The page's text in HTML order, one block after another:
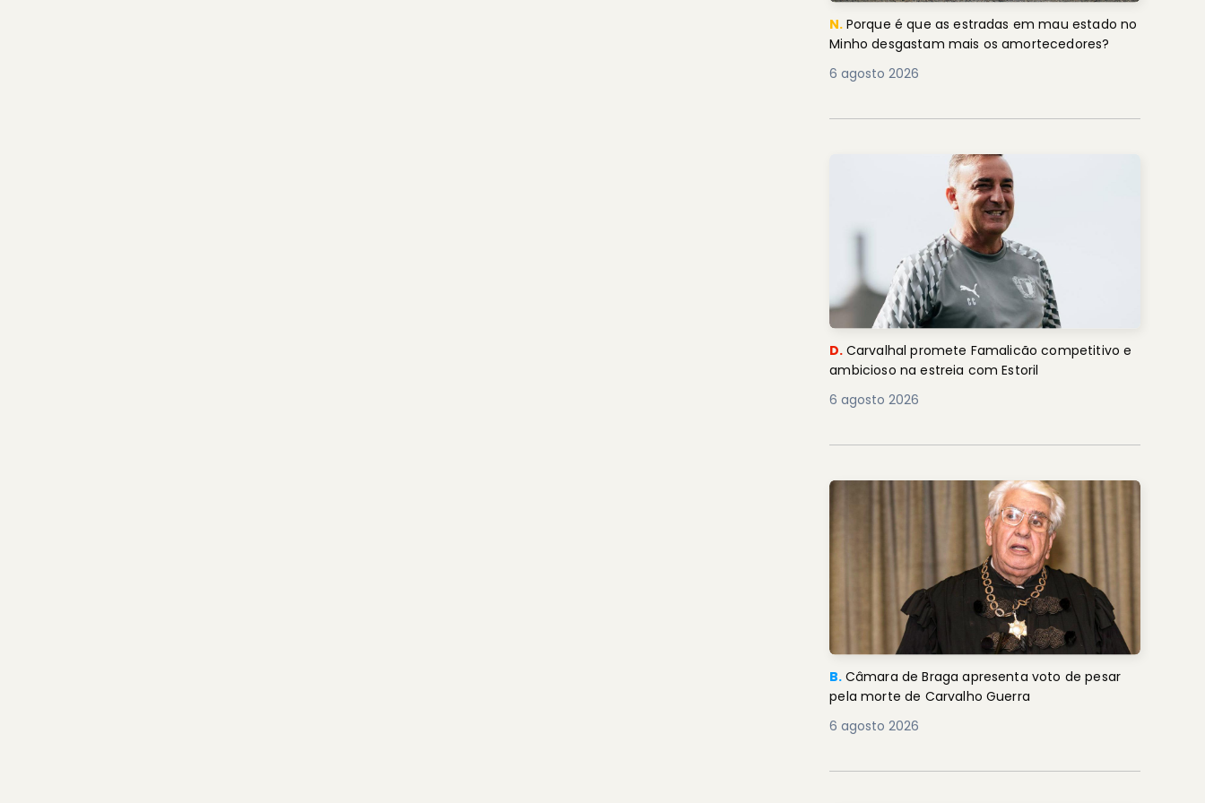
N. Porque é que as estradas em mau estado no
Minho desgastam mais os amortecedores?
6 agosto 2026
D. Carvalhal promete Famalicão competitivo e
ambicioso na estreia com Estoril
6 agosto 2026
B. Câmara de Braga apresenta voto de pesar
pela morte de Carvalho Guerra
6 agosto 2026